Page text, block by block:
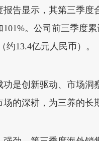
告显示，其第三季
。公司前三季度
约13.4亿元人民币）。
是创新驱动、市场
的深耕，为三养的长